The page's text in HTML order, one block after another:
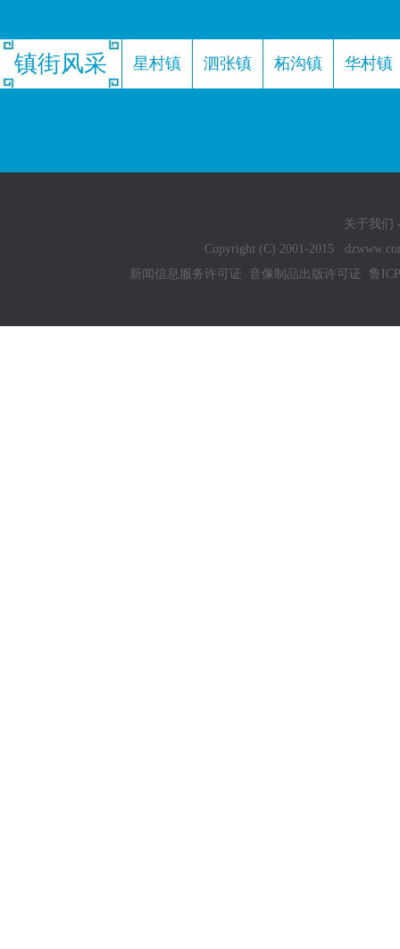
镇街风采 星村镇 泗张镇 柘沟镇 华村镇
关于我们
Copyright (C) 2001-2015
新闻信息服务许可证
音像制品出版许可证 鲁